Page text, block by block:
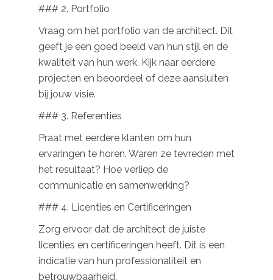
### 2. Portfolio
Vraag om het portfolio van de architect. Dit
geeft je een goed beeld van hun stijl en de
kwaliteit van hun werk. Kijk naar eerdere
projecten en beoordeel of deze aansluiten
bij jouw visie.
### 3. Referenties
Praat met eerdere klanten om hun
ervaringen te horen. Waren ze tevreden met
het resultaat? Hoe verliep de
communicatie en samenwerking?
### 4. Licenties en Certificeringen
Zorg ervoor dat de architect de juiste
licenties en certificeringen heeft. Dit is een
indicatie van hun professionaliteit en
betrouwbaarheid.